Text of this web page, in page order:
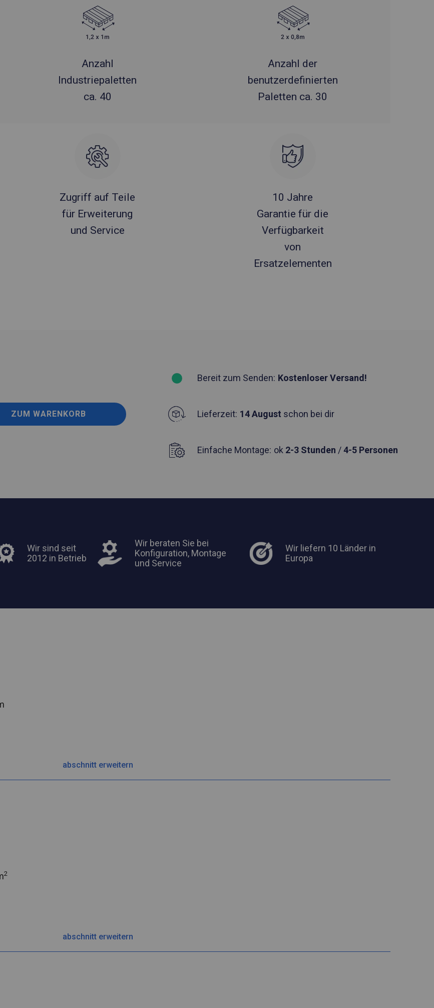
Anzahl
Industriepaletten
ca. 40
Anzahl der
benutzerdefinierten
Paletten ca. 30
Zugriff auf Teile
für Erweiterung
und Service
10 Jahre
Garantie für die
Verfügbarkeit
von
Ersatzelementen
ZUM WARENKORB
Bereit zum Senden: Kostenloser Versand!
Lieferzeit: 14 August schon bei dir
Einfache Montage: ok 2-3 Stunden /4-5 Personen
Wir sind seit
2012 in Betrieb
Wir beraten Sie bei
Konfiguration, Montage
und Service
Wir liefern 10 Länder in
Europa
abschnitt erweitern
2
abschnitt erweitern